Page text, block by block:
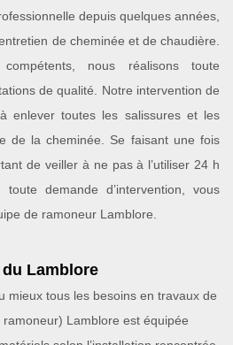
depuis quelques années,
de cheminée et de chaudière.
nous réalisons toute
de qualité. Notre intervention de
enlever toutes les salissures et les
de la cheminée. Se faisant une fois
de veiller à ne pas à l’utiliser 24 h
demande d’intervention, vous
de ramoneur Lamblore.
Lamblore
mieux tous les besoins en travaux de
Lamblore est équipée